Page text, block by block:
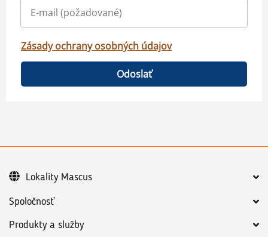
Zásady ochrany osobných údajov
Odoslať
Spoločnosť
Produkty a služby
Lokality Mascus